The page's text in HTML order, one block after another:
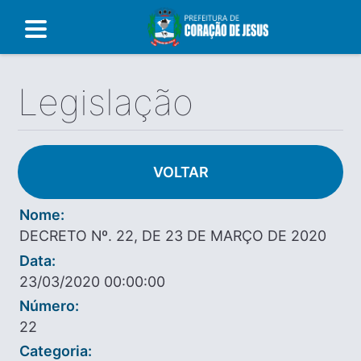
Legislação
VOLTAR
Nome:
DECRETO Nº. 22, DE 23 DE MARÇO DE 2020
Data:
23/03/2020 00:00:00
Número:
22
Categoria: